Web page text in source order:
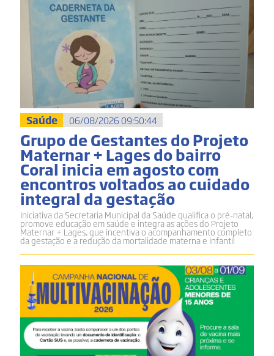
Saúde 06/08/2026 09:50:44
Grupo de Gestantes do Projeto
Maternar + Lages do bairro
Coral inicia em agosto com
encontros voltados ao cuidado
integral da gestação
Iniciativa da Secretaria Municipal da Saúde qualifica o pré-natal,
promove educação em saúde e integra as ações do Projeto
Maternar + Lages, que incentiva o acompanhamento completo
da gestação e a redução da mortalidade materna e infantil